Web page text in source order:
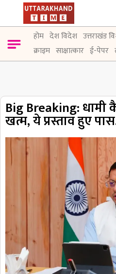
होम देश विदेश उत्तराखंड
क्राइम साक्षात्कार ई-पेपर
Big Breaking:
खत्म, ये प्रस्ताव हुए